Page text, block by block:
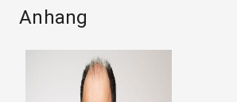
Anhang